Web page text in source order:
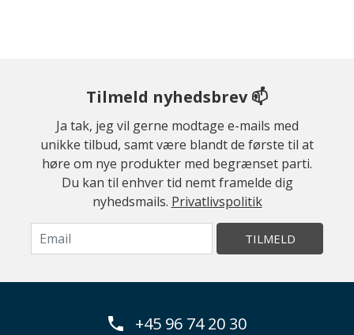
Tilmeld nyhedsbrev 📫
Ja tak, jeg vil gerne modtage e-mails med
unikke tilbud, samt være blandt de første til at
høre om nye produkter med begrænset parti.
Du kan til enhver tid nemt framelde dig
nyhedsmails. Privatlivspolitik
TILMELD
+45 96 74 20 30